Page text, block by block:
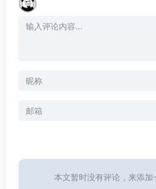
本文暂时没有评论，来添